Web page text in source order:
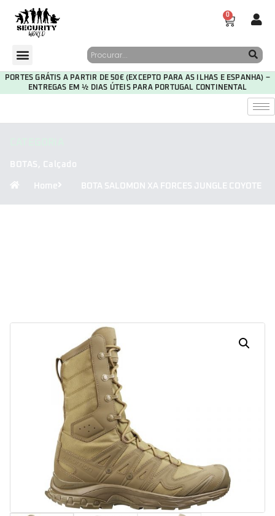
0
PORTES GRÁTIS A PARTIR DE 50€ (EXCEPTO PARA AS ILHAS E ESPANHA) –
ENTREGAS EM ½ DIAS ÚTEIS PARA PORTUGAL CONTINENTAL
BOTAS , Calçado
Home BOTA SALOMON XA FORCES JUNGLE COYOTE